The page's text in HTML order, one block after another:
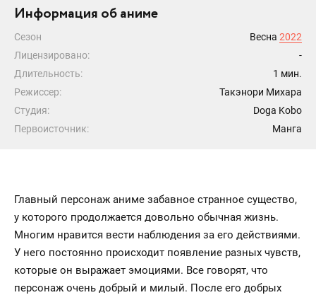
Информация об аниме
Сезон Весна 2022
Лицензировано:
-
Длительность:
1 мин.
Режиссер:
Такэнори Михара
Студия:
Doga Kobo
Первоисточник:
Манга
Главный персонаж аниме забавное странное существо,
у которого продолжается довольно обычная жизнь.
Многим нравится вести наблюдения за его действиями.
У него постоянно происходит появление разных чувств,
которые он выражает эмоциями. Все говорят, что
персонаж очень добрый и милый. После его добрых